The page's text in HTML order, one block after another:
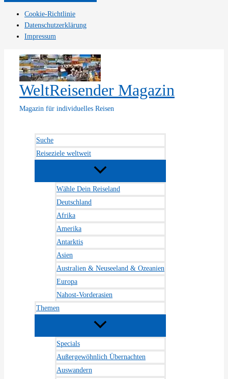
Cookie-Richtlinie
Datenschutzerklärung
Impressum
Inhalt
springen
WeltReisender Magazin
Magazin für individuelles Reisen
Suche
Reiseziele weltweit
Wähle Dein Reiseland
Deutschland
Afrika
Amerika
Antarktis
Asien
Australien & Neuseeland & Ozeanien
Europa
Nahost-Vorderasien
Themen
Specials
Außergewöhnlich Übernachten
Auswandern